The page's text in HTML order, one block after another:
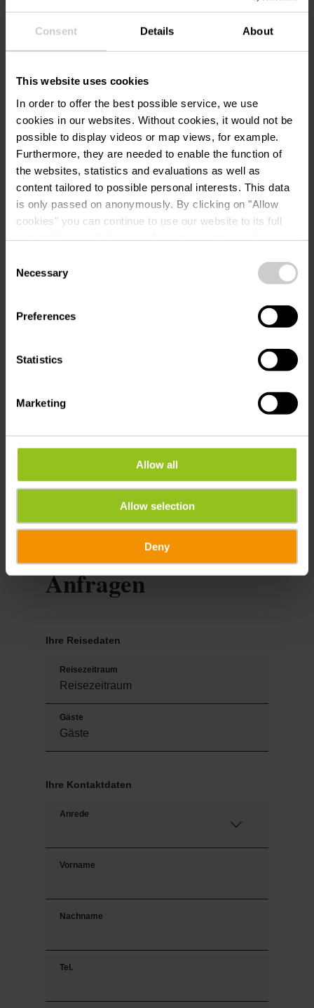
Consent Details About
This website uses cookies
In order to offer the best possible service, we use
cookies in our websites. Without cookies, it would not be
possible to display videos or map views, for example.
Furthermore, they are needed to enable the function of
the websites, statistics and evaluations as well as
content tailored to possible personal interests. This data
is only passed on anonymously. By clicking on "Allow
cookies" you can continue to use our website to its full
time.
Selection
Necessary
Preferences
Statistics
Marketing
Allow all
Allow selection
Deny
Kontakt
Adresse:
Camping Im Aal
1, Rue Camping Aal
L-9650 Esch-sur-Sûre
Tel.: +352 83 95 14
E-Mail:
Anfragen
Ihre Reisedaten
Reisezeitraum
Gäste
Ihre Kontaktdaten
Anrede
Vorname
Nachname
Tel.